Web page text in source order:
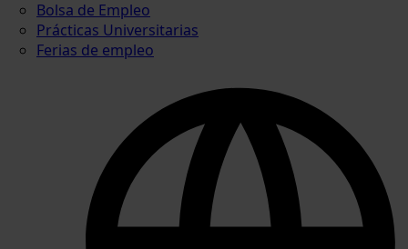
Bolsa de Empleo
Prácticas Universitarias
Ferias de empleo